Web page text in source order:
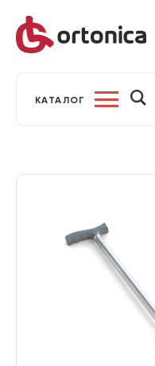
КАТАЛОГ